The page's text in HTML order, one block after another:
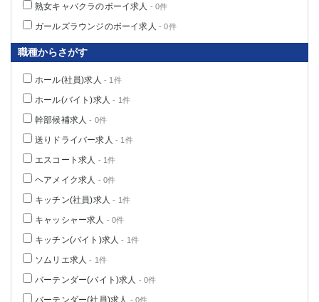
熟女キャバクラのボーイ求人 - 0件
ガールズラウンジのボーイ求人 - 0件
職種からさがす
ホール(社員)求人 - 1件
ホール(バイト)求人 - 1件
幹部候補求人 - 0件
送りドライバー求人 - 1件
エスコート求人 - 1件
ヘアメイク求人 - 0件
キッチン(社員)求人 - 1件
キャッシャー求人 - 0件
キッチン(バイト)求人 - 1件
ソムリエ求人 - 1件
バーテンダー(バイト)求人 - 0件
バーテンダー(社員)求人 - 0件
該当求人 0件